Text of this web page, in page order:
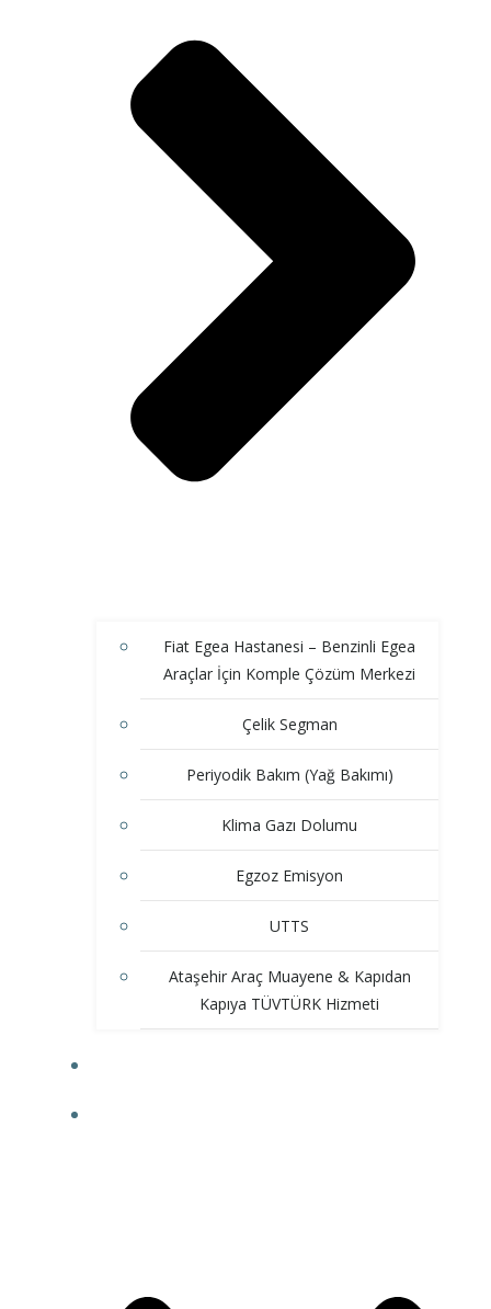
Fiat Egea Hastanesi – Benzinli Egea
Araçlar İçin Komple Çözüm Merkezi
Çelik Segman
Periyodik Bakım (Yağ Bakımı)
Klima Gazı Dolumu
Egzoz Emisyon
UTTS
Ataşehir Araç Muayene & Kapıdan
Kapıya TÜVTÜRK Hizmeti